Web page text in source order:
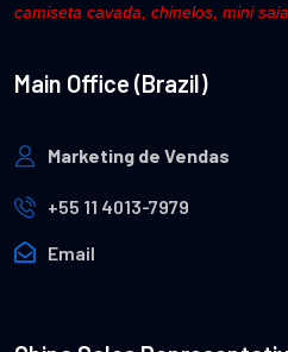
camiseta cavada, chinelos, mini
Main Office (Brazil)
Marketing de Vendas
+55 11 4013-7979
Email